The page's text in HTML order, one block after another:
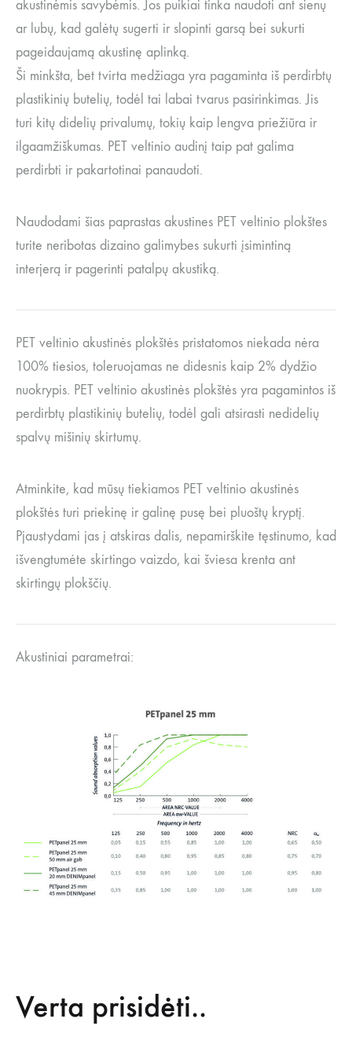
akustinėmis savybėmis. Jos puikiai tinka naudoti ant sienų
ar lubų, kad galėtų sugerti ir slopinti garsą bei sukurti
pageidaujamą akustinę aplinką.
Ši minkšta, bet tvirta medžiaga yra pagaminta iš perdirbtų
plastikinių butelių, todėl tai labai tvarus pasirinkimas. Jis
turi kitų didelių privalumų, tokių kaip lengva priežiūra ir
ilgaamžiškumas. PET veltinio audinį taip pat galima
perdirbti ir pakartotinai panaudoti.
Naudodami šias paprastas akustines PET veltinio plokštes
turite neribotas dizaino galimybes sukurti įsimintiną
interjerą ir pagerinti patalpų akustiką.
PET veltinio akustinės plokštės pristatomos niekada nėra
100% tiesios, toleruojamas ne didesnis kaip 2% dydžio
nuokrypis. PET veltinio akustinės plokštės yra pagamintos iš
perdirbtų plastikinių butelių, todėl gali atsirasti nedidelių
spalvų mišinių skirtumų.
Atminkite, kad mūsų tiekiamos PET veltinio akustinės
plokštės turi priekinę ir galinę pusę bei pluoštų kryptį.
Pjaustydami jas į atskiras dalis, nepamirškite tęstinumo, kad
išvengtumėte skirtingo vaizdo, kai šviesa krenta ant
skirtingų plokščių.
Akustiniai parametrai:
Verta prisidėti..